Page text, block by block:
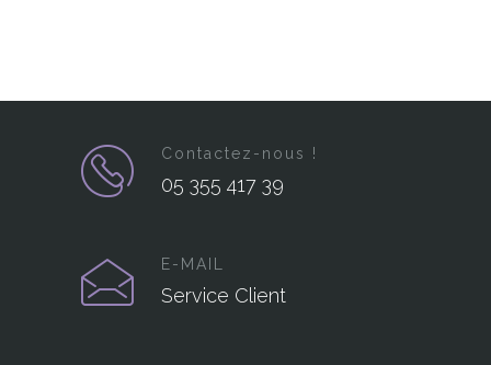
Contactez-nous !
05 355 417 39
E-MAIL
Service Client